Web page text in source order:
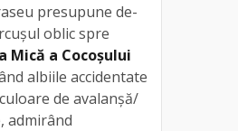
presupune de-
oblic spre
Mică a Cocoşului
albiile accidentate
de avalanşă/
admirând